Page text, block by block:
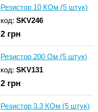
Резистор 10 КОм (5 штук)
код: SKV246
2 грн
Резистор 200 Ом (5 штук)
код: SKV131
2 грн
Резистор 3.3 КОм (5 штук)